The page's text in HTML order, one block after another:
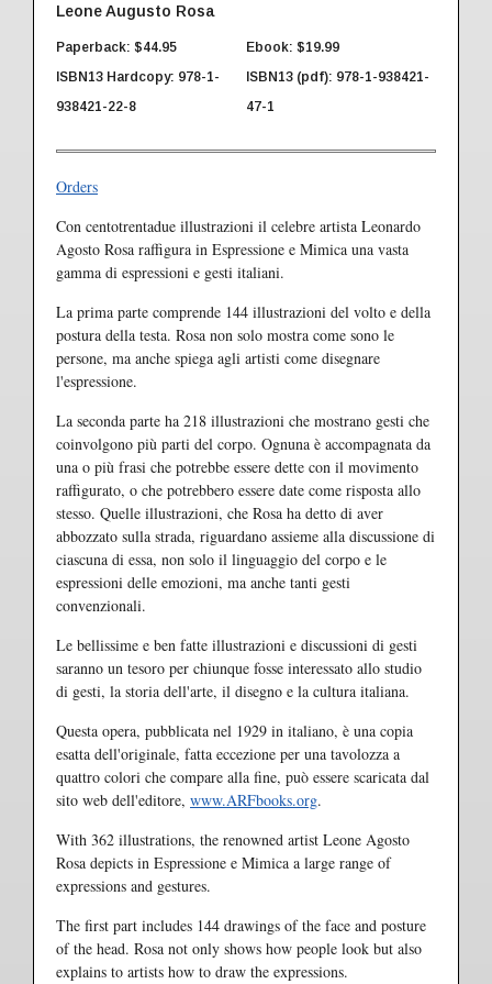
Leone Augusto Rosa
Paperback: $44.95
Ebook: $19.99
ISBN13 Hardcopy: 978-1-
938421-22-8
ISBN13 (pdf): 978-1-938421-
47-1
Orders
Con centotrentadue illustrazioni il celebre artista Leonardo
Agosto Rosa raffigura in Espressione e Mimica una vasta
gamma di espressioni e gesti italiani.
La prima parte comprende 144 illustrazioni del volto e della
postura della testa. Rosa non solo mostra come sono le
persone, ma anche spiega agli artisti come disegnare
l'espressione.
La seconda parte ha 218 illustrazioni che mostrano gesti che
coinvolgono più parti del corpo. Ognuna è accompagnata da
una o più frasi che potrebbe essere dette con il movimento
raffigurato, o che potrebbero essere date come risposta allo
stesso. Quelle illustrazioni, che Rosa ha detto di aver
abbozzato sulla strada, riguardano assieme alla discussione di
ciascuna di essa, non solo il linguaggio del corpo e le
espressioni delle emozioni, ma anche tanti gesti
convenzionali.
Le bellissime e ben fatte illustrazioni e discussioni di gesti
saranno un tesoro per chiunque fosse interessato allo studio
di gesti, la storia dell'arte, il disegno e la cultura italiana.
Questa opera, pubblicata nel 1929 in italiano, è una copia
esatta dell'originale, fatta eccezione per una tavolozza a
quattro colori che compare alla fine, può essere scaricata dal
sito web dell'editore, www.ARFbooks.org.
With 362 illustrations, the renowned artist Leone Agosto
Rosa depicts in Espressione e Mimica a large range of
expressions and gestures.
The first part includes 144 drawings of the face and posture
of the head. Rosa not only shows how people look but also
explains to artists how to draw the expressions.